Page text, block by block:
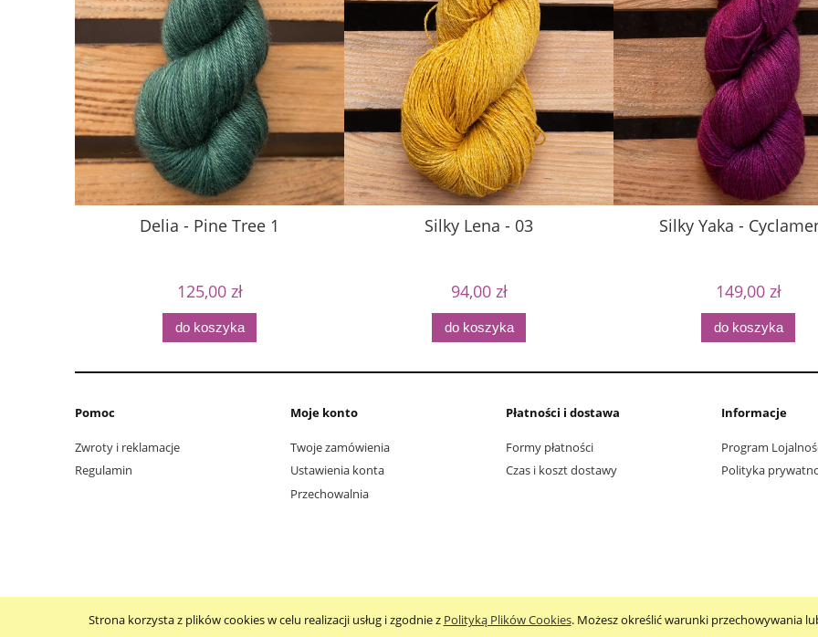
Strona korzysta z plików cookies w celu realizacji usług i zgodnie z Polityką Plików Cookies. Możesz określić warunki przechowywania
Delia - Pine Tree 1
125,00 zł
do koszyka
Silky Lena - 03
94,00 zł
do koszyka
Silky Yaka -
149,00 zł
do koszyka
Pomoc
Zwroty i reklamacje
Regulamin
Moje konto
Twoje zamówienia
Ustawienia konta
Przechowalnia
Płatności i dostawa
Formy płatności
Czas i koszt dostawy
Informacje
Program
Polityka
Sklep internetowy Shoper.pl